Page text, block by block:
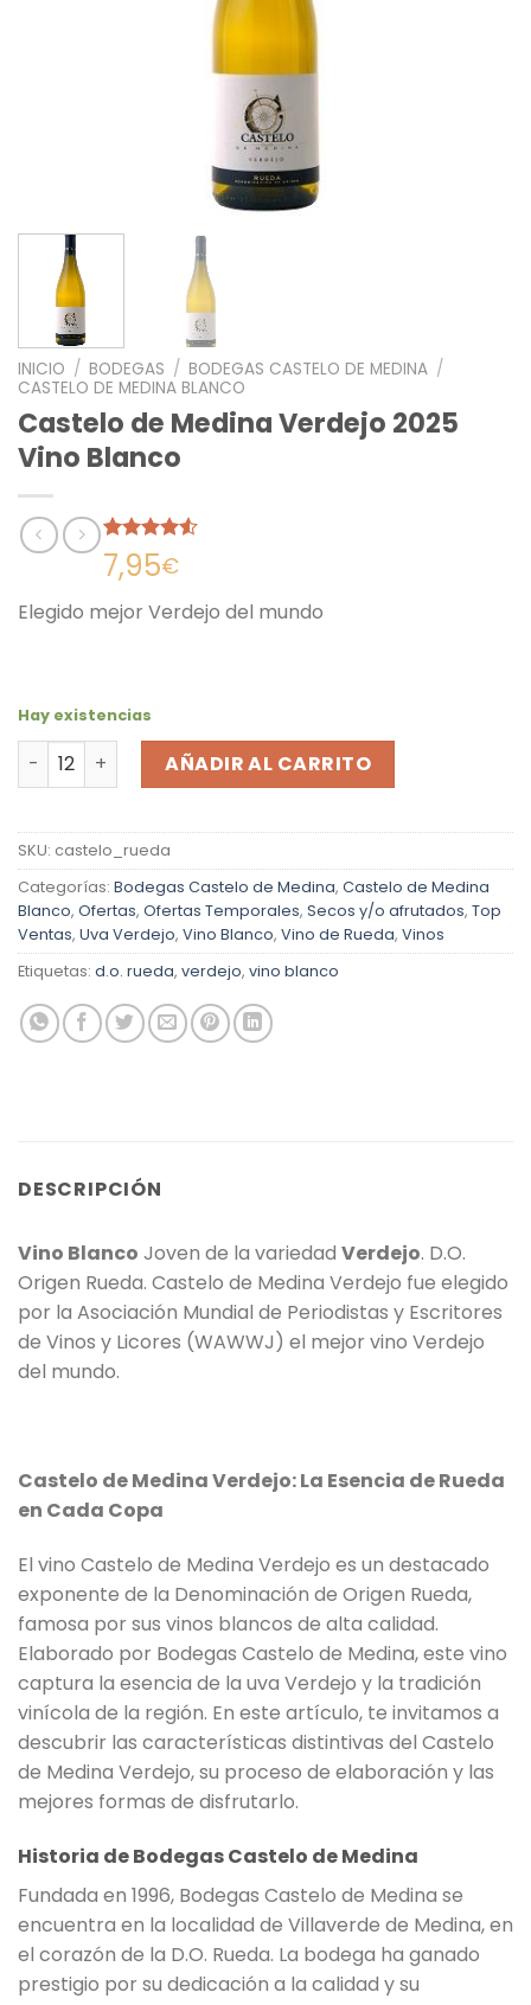
INICIO / BODEGAS / BODEGAS CASTELO DE MEDINA /
CASTELO DE MEDINA BLANCO
Castelo de Medina Verdejo 2025
Vino Blanco
Valorado
con4.52
base a
25
7,95€
Elegido mejor Verdejo del mundo
Hay existencias
Castelo de Medina Verdejo 2025 Vino Blanco cantidad
AÑADIR AL CARRITO
SKU: castelo_rueda
Categorías: Bodegas Castelo de Medina, Castelo de Medina
Blanco, Ofertas, Ofertas Temporales, Secos y/o afrutados, Top
Ventas, Uva Verdejo, Vino Blanco, Vino de Rueda, Vinos
Etiquetas: d.o. rueda, verdejo, vino blanco
DESCRIPCIÓN
Vino Blanco Joven de la variedad Verdejo. D.O.
Origen Rueda. Castelo de Medina Verdejo fue elegido
por la Asociación Mundial de Periodistas y Escritores
de Vinos y Licores (WAWWJ) el mejor vino Verdejo
del mundo.
Castelo de Medina Verdejo: La Esencia de Rueda
en Cada Copa
El vino Castelo de Medina Verdejo es un destacado
exponente de la Denominación de Origen Rueda,
famosa por sus vinos blancos de alta calidad.
Elaborado por Bodegas Castelo de Medina, este vino
captura la esencia de la uva Verdejo y la tradición
vinícola de la región. En este artículo, te invitamos a
descubrir las características distintivas del Castelo
de Medina Verdejo, su proceso de elaboración y las
mejores formas de disfrutarlo.
Historia de Bodegas Castelo de Medina
Fundada en 1996, Bodegas Castelo de Medina se
encuentra en la localidad de Villaverde de Medina, en
el corazón de la D.O. Rueda. La bodega ha ganado
prestigio por su dedicación a la calidad y su